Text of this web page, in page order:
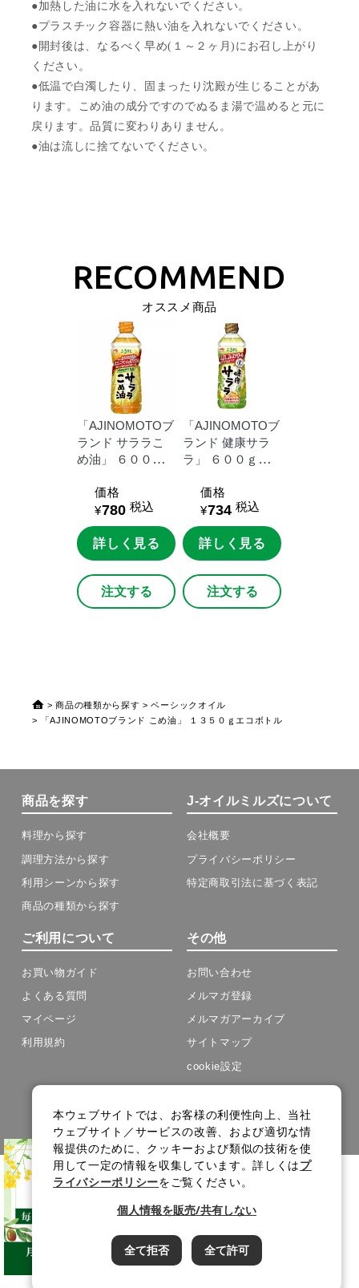
●加熱した油に水を入れないでください。
●プラスチック容器に熱い油を入れないでください。
●開封後は、なるべく早め(１～２ヶ月)にお召し上がり
ください。
●低温で白濁したり、固まったり沈殿が生じることがあ
ります。こめ油の成分ですのでぬるま湯で温めると元に
戻ります。品質に変わりありません。
●油は流しに捨てないでください。
オススメ商品
「AJINOMOTOブ
ランドサララこ
め油」
６００ｇ
価格
¥780 税込
詳しく見る
注文する
「AJINOMOTOブ
ランド健康サラ
ラ」
６００ｇＵ
価格
¥734 税込
詳しく見る
注文する
商品の種類から探す
ベーシックオイル
「AJINOMOTOブランド こめ油」 １３５０ｇエコボトル
商品を探す
料理から探す
調理方法から探す
利用シーンから探す
商品の種類から探す
J-オイルミルズについて
会社概要
プライバシーポリシー
特定商取引法に基づく表記
ご利用について
お買い物ガイド
よくある質問
マイページ
利用規約
その他
お問い合わせ
メルマガ登録
メルマガアーカイブ
サイトマップ
cookie設定
本ウェブサイトでは、お客様の利便性向上、当社
ウェブサイト／サービスの改善、および適切な情
報提供のために、クッキーおよび類似の技術を使
用して一定の情報を収集しています。詳しくはプ
ライバシーポリシーをご覧ください。
個人情報を販売/共有しない
全て拒否 全て許可